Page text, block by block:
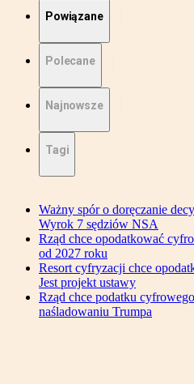
Powiązane
Polecane
Najnowsze
Tagi
Ważny spór o doręczanie
Wyrok 7 sędziów NSA
Rząd chce opodatkować
od 2027 roku
Resort cyfryzacji chce
Jest projekt ustawy
Rząd chce podatku
naśladowaniu Trumpa